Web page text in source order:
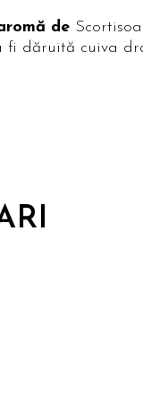
de
fi dăruită cuiva